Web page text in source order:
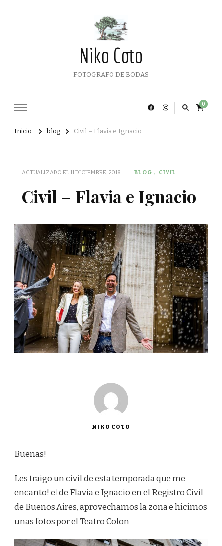
Niko Coto
FOTOGRAFO DE BODAS
0
Inicio blog Civil – Flavia e Ignacio
ACTUALIZADO EL11 DICIEMBRE, 2018 BLOG CIVIL
Civil – Flavia e Ignacio
NIKO COTO
Buenas!
Les traigo un civil de esta temporada que me
encanto! el de Flavia e Ignacio en el Registro Civil
de Buenos Aires, aprovechamos la zona e hicimos
unas fotos por el Teatro Colon